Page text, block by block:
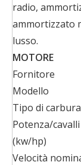
radio,
ammortizzato
lusso.
MOTORE
Fornitore
Modello
Tipo di
Potenza/
(kw/hp)
Velocità